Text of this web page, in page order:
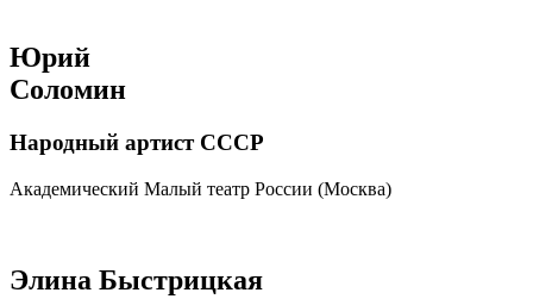
Юрий
Соломин
Народный артист СССР
Академический Малый театр России (Москва)
Элина Быстрицкая